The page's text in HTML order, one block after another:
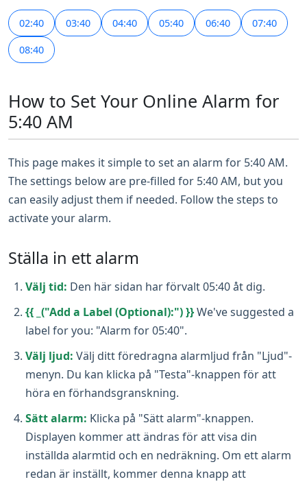
02:40 03:40 04:40 05:40 06:40 07:40
08:40
How to Set Your Online Alarm for
5:40 AM
This page makes it simple to set an alarm for 5:40 AM.
The settings below are pre-filled for 5:40 AM, but you
can easily adjust them if needed. Follow the steps to
activate your alarm.
Ställa in ett alarm
Välj tid: Den här sidan har förvalt 05:40 åt dig.
{{ _("Add a Label (Optional):") }}We've suggested a
label for you: "Alarm for 05:40".
Välj ljud: Välj ditt föredragna alarmljud från "Ljud"-
menyn. Du kan klicka på "Testa"-knappen för att
höra en förhandsgranskning.
Sätt alarm: Klicka på "Sätt alarm"-knappen.
Displayen kommer att ändras för att visa din
inställda alarmtid och en nedräkning. Om ett alarm
redan är inställt, kommer denna knapp att